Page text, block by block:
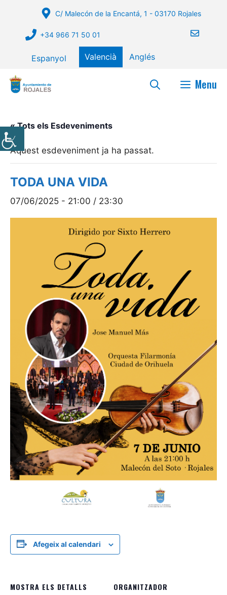
contingut
C/ Malecón de la Encantá, 1 - 03170 Rojales
+34 966 71 50 01
Espanyol Valencià Anglés
Menu
« Tots els Esdeveniments
Aquest esdeveniment ja ha passat.
TODA UNA VIDA
07/06/2025 - 21:00 / 23:30
Afegeix al calendari
MOSTRA ELS DETALLS ORGANITZADOR